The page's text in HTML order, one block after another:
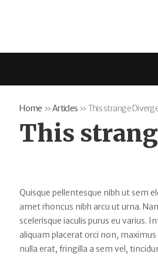
Home »Articles » This strange
This
Quisque pellentesque nibh ut sem
amet rhoncus nibh arcu ut urna.
scelerisque iaculis purus eu varius.
aliquam placerat orci non,
nulla erat, fringilla a sem vel,